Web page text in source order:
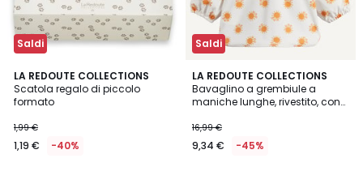
Saldi
LA REDOUTE COLLECTIONS
Scatola regalo di piccolo
formato
1,99 €
1,19 € -40%
4,8
/ 5
Saldi
LA REDOUTE COLLECTIONS
Bavaglino a grembiule a
maniche lunghe, rivestito, con
16,99 €
9,34 € -45%